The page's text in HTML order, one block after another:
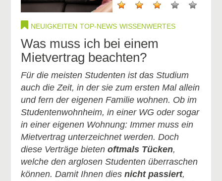
NEUIGKEITEN TOP-NEWS WISSENWERTES
Was muss ich bei einem
Mietvertrag beachten?
Für die meisten Studenten ist das Studium
auch die Zeit, in der sie zum ersten Mal allein
und fern der eigenen Familie wohnen. Ob im
Studentenwohnheim, in einer WG oder sogar
in einer eigenen Wohnung: Immer muss ein
Mietvertrag unterzeichnet werden. Doch
diese Verträge bietenoftmals Tücken,
welche den arglosen Studenten überraschen
können. Damit Ihnen diesnicht passiert,